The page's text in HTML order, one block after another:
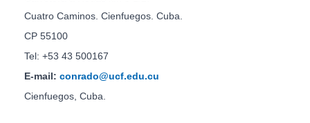
Cuatro Caminos. Cienfuegos. Cuba.
CP 55100
Tel: +53 43 500167
E-mail: conrado@ucf.edu.cu
Cienfuegos, Cuba.